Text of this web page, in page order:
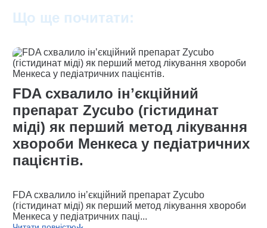
Що ще почитати:
FDA схвалило інʼєкційний
препарат Zycubo (гістидинат
міді) як перший метод лікування
хвороби Менкеса у педіатричних
пацієнтів.
FDA схвалило інʼєкційний препарат Zycubo
(гістидинат міді) як перший метод лікування хвороби
Менкеса у педіатричних паці...